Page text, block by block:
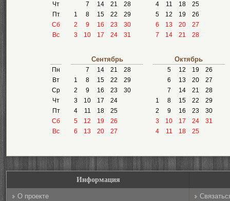
Чт
Пт
Сб
Вс
7
14 21
28
1
8 15 22
29
2
9 16 23
30
3
10 17 24 31
4
11 18
25
5
12 19
26
6
13 20
27
7
14 21 28
Пн
Вт
Ср
Чт
Пт
Сб
Вс
Сентябрь
7 14 21
28
1
8 15 22
29
2
9 16 23
30
3
10 17
24
4
11 18
25
5
12 19
26
6
13 20 27
Октябрь
5 12 19
26
6
13 20
27
7
14 21
28
1
8 15 22
29
2
9 16 23
30
3
10 17 24
31
4
11 18 25
Информация
О проекте